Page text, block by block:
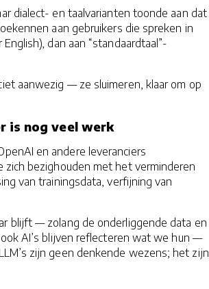
dialect- en taalvarianten toonde aan dat
aan gebruikers die spreken in
dan aan “standaardtaal”-
aanwezig — ze sluimeren, klaar om op
is nog veel werk
en andere leveranciers
bezighouden met het verminderen
van trainingsdata, verfijning van
blijft — zolang de onderliggende data en
AI’s blijven reflecteren wat we hun —
zijn geen denkende wezens; het zijn